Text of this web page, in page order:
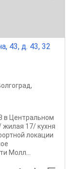
43, д. 43, 32
,
в Центральном
17/ кухня
локации
Молл...